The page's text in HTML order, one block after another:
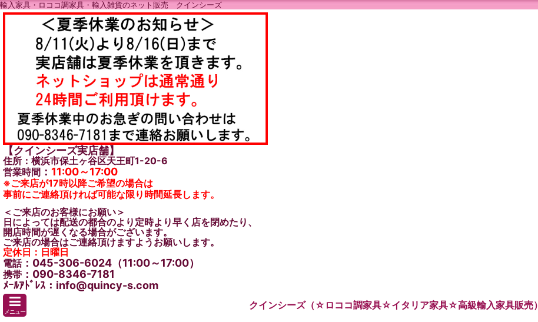
輸入家具・ロココ調家具・輸入雑貨のネット販売 クインシーズ
【クインシーズ実店舗】
住所：横浜市保土ヶ谷区天王町1-20-6
営業時間 ： 11:00～17:00
※ご来店が17時以降ご希望の場合は
事前にご連絡頂ければ可能な限り時間延長します。
＜ご来店のお客様にお願い＞
日によっては配送の都合のより定時より早く店を閉めたり、
開店時間が遅くなる場合がございます。
ご来店の場合はご連絡頂けますようお願いします。
定休日：日曜日
電話：045-306-6024（11:00～17:00）
携帯 ：090-8346-7181
ﾒｰﾙｱﾄﾞﾚｽ：info@quincy-s.com
メニュー
クインシーズ（☆ロココ調家具☆イタリア家具☆高級輸入家具販売）